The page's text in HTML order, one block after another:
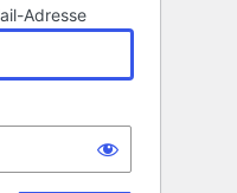
Adresse